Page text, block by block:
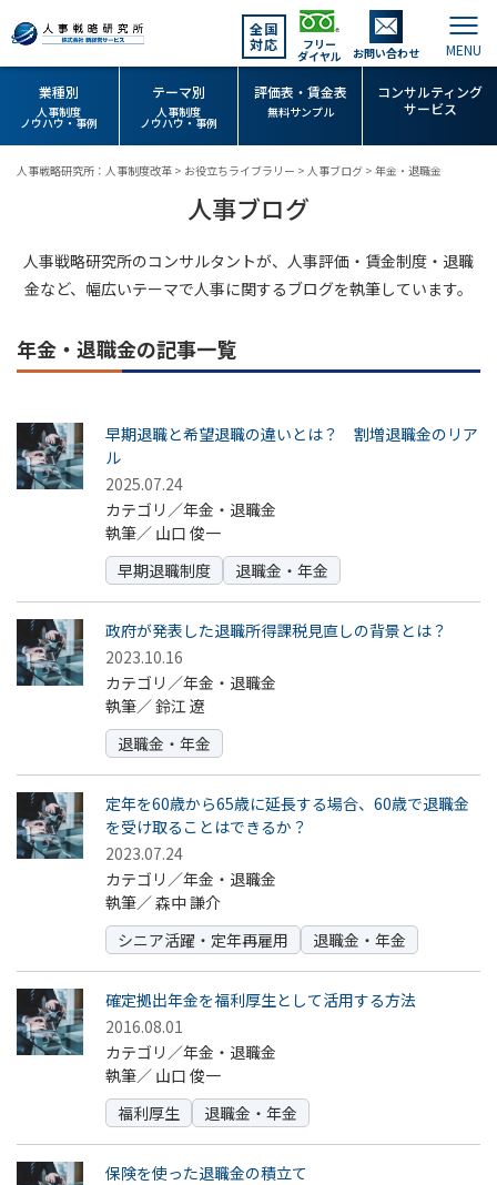
全国
対応
フリー
ダイヤル お問い合わせ
業種別
人事制度
ノウハウ・事例
テーマ別
人事制度
ノウハウ・事例
評価表・賃金表
無料サンプル
コンサルティング
サービス
人事戦略研究所：人事制度改革 > お役立ちライブラリー > 人事ブログ > 年金・退職金
人事ブログ
人事戦略研究所のコンサルタントが、人事評価・賃金制度・退職
金など、幅広いテーマで人事に関するブログを執筆しています。
年金・退職金の記事一覧
早期退職と希望退職の違いとは？ 割増退職金のリア
ル
2025.07.24
カテゴリ／年金・退職金
執筆／ 山口 俊一
早期退職制度
退職金・年金
政府が発表した退職所得課税見直しの背景とは？
2023.10.16
カテゴリ／年金・退職金
執筆／鈴江 遼
退職金・年金
定年を60歳から65歳に延長する場合、60歳で退職金
を受け取ることはできるか？
2023.07.24
カテゴリ／年金・退職金
執筆／森中 謙介
シニア活躍・定年再雇用
退職金・年金
確定拠出年金を福利厚生として活用する方法
2016.08.01
カテゴリ／年金・退職金
執筆／ 山口 俊一
福利厚生
退職金・年金
保険を使った退職金の積立て